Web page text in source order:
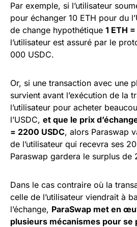
Par exemple, si l’utilisateur
pour échanger 10 ETH pour du
de change hypothétique 1 ETH
l’utilisateur est assuré par le
000 USDC.
Or, si une transaction avec une
survient avant l’exécution de la
l’utilisateur pour acheter
l’USDC, et que le prix
= 2200 USDC, alors Paraswap
de l’utilisateur qui recevra ses
Paraswap gardera le surplus de
Dans le cas contraire où la
celle de l’utilisateur viendrait à
l’échange, ParaSwap met en
plusieurs mécanismes pour se